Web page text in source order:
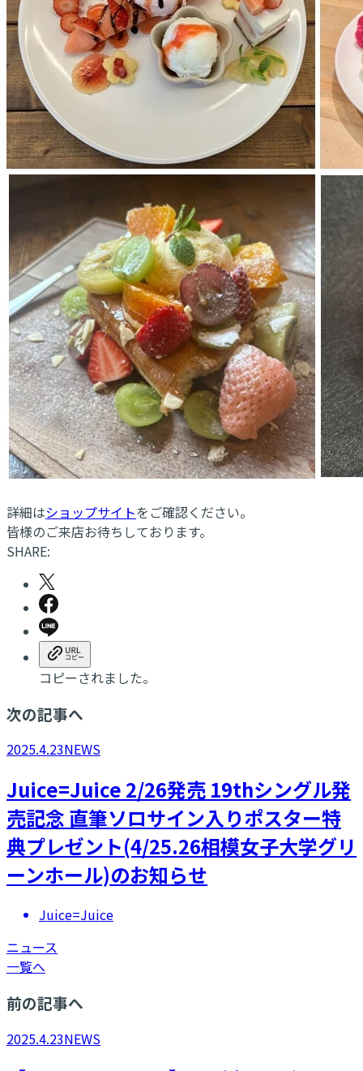
詳細はショップサイトをご確認ください。
皆様のご来店お待ちしております。
SHARE:
コピーされました。
次の記事へ
2025.4.23NEWS
Juice=Juice 2/26発売 19thシングル発
売記念 直筆ソロサイン入りポスター特
典プレゼント(4/25.26相模女子大学グリ
ーンホール)のお知らせ
Juice=Juice
ニュース
一覧へ
前の記事へ
2025.4.23NEWS